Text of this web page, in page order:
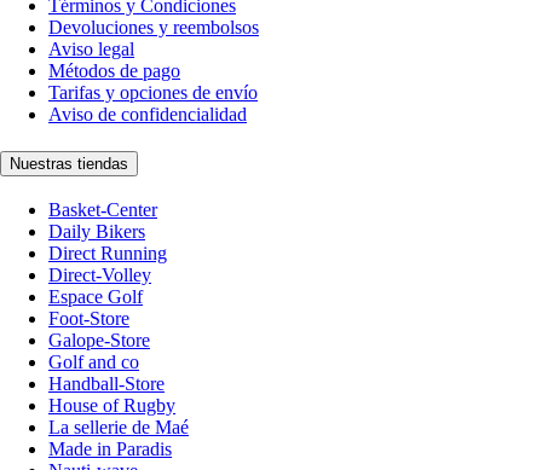
Términos y Condiciones
Devoluciones y reembolsos
Aviso legal
Métodos de pago
Tarifas y opciones de envío
Aviso de confidencialidad
Nuestras tiendas
Basket-Center
Daily Bikers
Direct Running
Direct-Volley
Espace Golf
Foot-Store
Galope-Store
Golf and co
Handball-Store
House of Rugby
La sellerie de Maé
Made in Paradis